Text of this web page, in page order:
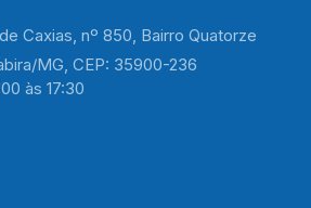
Caxias, nº 850, Bairro Quatorze
MG, CEP: 35900-236
às 17:30